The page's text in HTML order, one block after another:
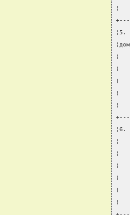
¦
¦
¦
¦
¦
¦
¦6.
¦
¦
¦
¦
¦
¦